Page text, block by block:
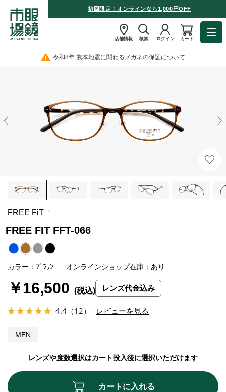
初回限定！オンラインなら1,000円OFF
店舗情報 検索 ログイン カート
令和8年 熊本地震に関わるメガネの保証について
FREE FiT
FREE FIT FFT-066
4.4 （12） レビューを見る
MEN
カラー：ﾌﾞﾗｳﾝ オンラインショップ在庫：あり
レンズや度数選択はカート投入後に選択いただけます
￥16,500 レンズ代金込み
カートに入れる